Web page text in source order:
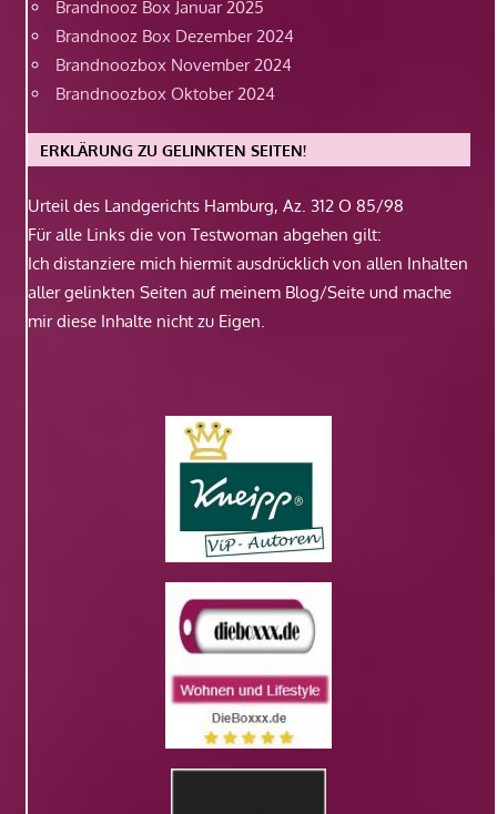
Brandnooz Box Januar 2025
Brandnooz Box Dezember 2024
Brandnoozbox November 2024
Brandnoozbox Oktober 2024
ERKLÄRUNG ZU GELINKTEN SEITEN!
Urteil des Landgerichts Hamburg, Az. 312 O 85/98
Für alle Links die von Testwoman abgehen gilt:
Ich distanziere mich hiermit ausdrücklich von allen Inhalten
aller gelinkten Seiten auf meinem Blog/Seite und mache
mir diese Inhalte nicht zu Eigen.